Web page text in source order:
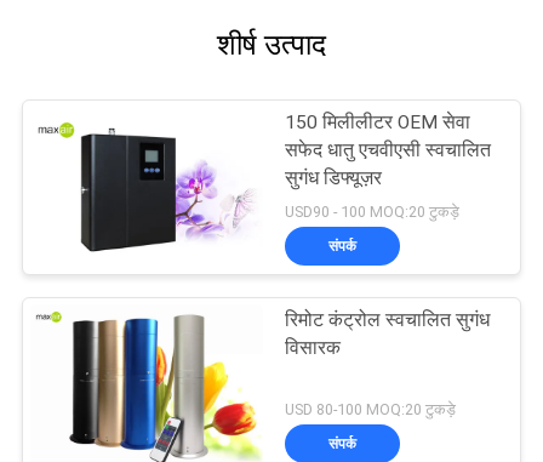
शीर्ष उत्पाद
150 मिलीलीटर OEM सेवा
सफेद धातु एचवीएसी स्वचालित
सुगंध डिफ्यूज़र
USD90 - 100 MOQ:20 टुकड़े
संपर्क
रिमोट कंट्रोल स्वचालित सुगंध
विसारक
USD 80-100 MOQ:20 टुकड़े
संपर्क